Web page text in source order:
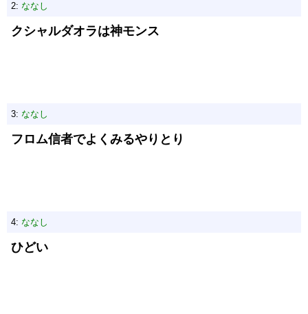
2: ななし
クシャルダオラは神モンス
3: ななし
フロム信者でよくみるやりとり
4: ななし
ひどい